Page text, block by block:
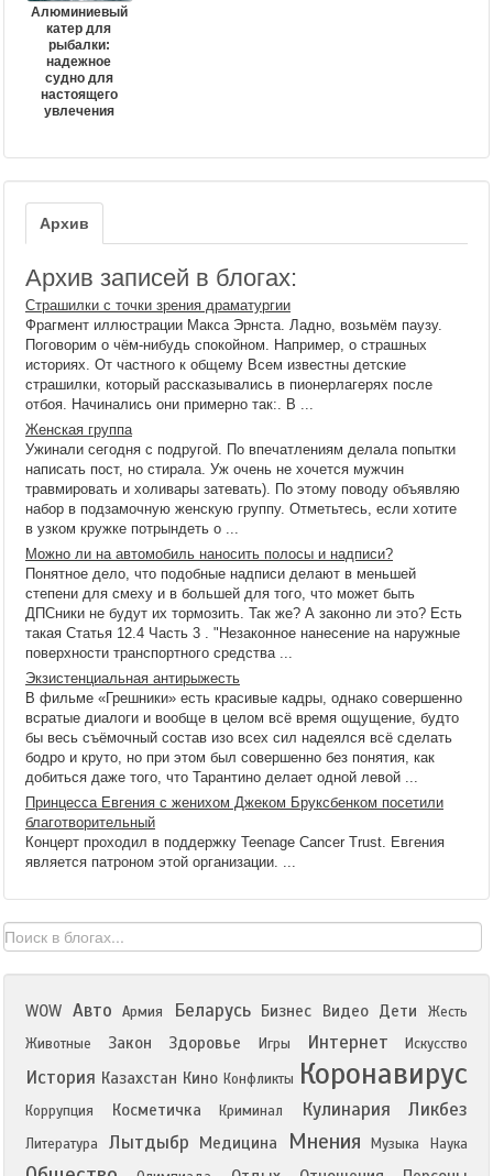
Алюминиевый
катер для
рыбалки:
надежное
судно для
настоящего
увлечения
Архив
Архив записей в блогах:
Страшилки с точки зрения драматургии
Фрагмент иллюстрации Макса Эрнста. Ладно, возьмём паузу.
Поговорим о чём-нибудь спокойном. Например, о страшных
историях. От частного к общему Всем известны детские
страшилки, который рассказывались в пионерлагерях после
отбоя. Начинались они примерно так:. В ...
Женская группа
Ужинали сегодня с подругой. По впечатлениям делала попытки
написать пост, но стирала. Уж очень не хочется мужчин
травмировать и холивары затевать). По этому поводу объявляю
набор в подзамочную женскую группу. Отметьтесь, если хотите
в узком кружке потрындеть о ...
Можно ли на автомобиль наносить полосы и надписи?
Понятное дело, что подобные надписи делают в меньшей
степени для смеху и в большей для того, что может быть
ДПСники не будут их тормозить. Так же? А законно ли это? Есть
такая Статья 12.4 Часть 3 . "Незаконное нанесение на наружные
поверхности транспортного средства ...
Экзистенциальная антирыжесть
В фильме «Грешники» есть красивые кадры, однако совершенно
всратые диалоги и вообще в целом всё время ощущение, будто
бы весь съёмочный состав изо всех сил надеялся всё сделать
бодро и круто, но при этом был совершенно без понятия, как
добиться даже того, что Тарантино делает одной левой ...
Принцесса Евгения с женихом Джеком Бруксбенком посетили
благотворительный
Концерт проходил в поддержку Teenage Cancer Trust. Евгения
является патроном этой организации. ...
WOW Авто Армия Беларусь Бизнес Видео Дети
Жесть
Животные
Закон Здоровье Игры Интернет Искусство
История Казахстан Кино Конфликты Коронавирус
Коррупция Косметичка Криминал Кулинария Ликбез
Литература Лытдыбр Медицина Мнения Музыка Наука